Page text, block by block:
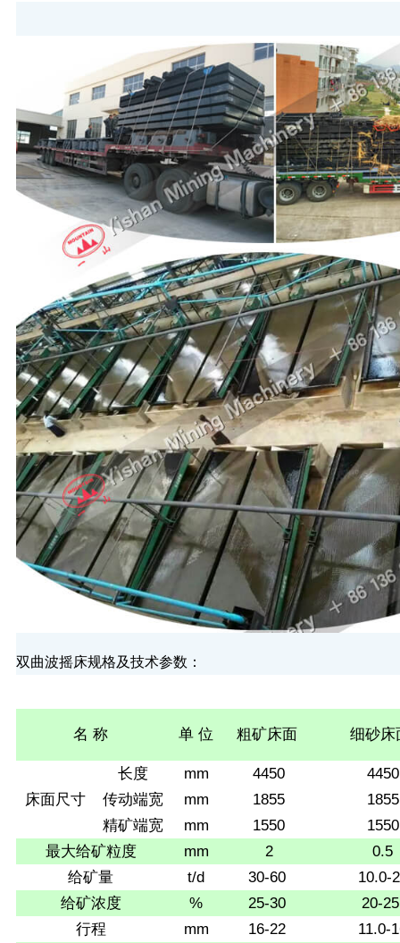
双曲波摇床规格及技术参数：
名 称 单 位 粗矿床面 细砂床
床面尺寸
长度 mm 4450
4450
传动端宽
mm 1855
1855
精矿端宽
mm 1550
1550
最大给矿粒度
mm 2
0.5
给矿量
t/d 30-60
10.0-
给矿浓度
% 25-30
20-25
行程
mm 16-22
11.0-